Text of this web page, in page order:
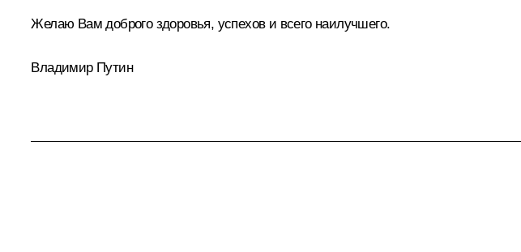
Желаю Вам доброго здоровья, успехов и всего наилучшего.
Владимир Путин